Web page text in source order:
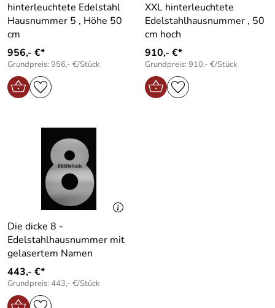
hinterleuchtete Edelstahl
Hausnummer 5 , Höhe 50
cm
956,- €*
Grundpreis: 956,- €/Stück
XXL hinterleuchtete
Edelstahlhausnummer , 50
cm hoch
910,- €*
Grundpreis: 910,- €/Stück
Die dicke 8 -
Edelstahlhausnummer mit
gelasertem Namen
443,- €*
Grundpreis: 443,- €/Stück